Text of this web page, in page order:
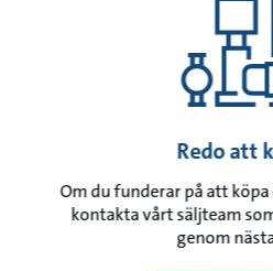
Redo att
Om du funderar på att
kontakta vårt säljteam
genom